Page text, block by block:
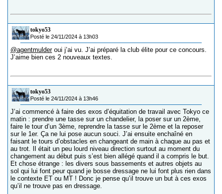
tokyo53
Posté le 24/11/2024 à 13h03
@agentmulder oui j’ai vu. J’ai préparé la club élite pour ce concours.
J’aime bien ces 2 nouveaux textes.
tokyo53
Posté le 24/11/2024 à 13h46
J’ai commencé à faire des exos d’équitation de travail avec Tokyo ce
matin : prendre une tasse sur un chandelier, la poser sur un 2ème,
faire le tour d’un 3ème, reprendre la tasse sur le 2ème et la reposer
sur le 1er. Ça ne lui pose aucun souci. J’ai ensuite enchaîné en
faisant le tours d’obstacles en changeant de main à chaque au pas et
au trot. Il était un peu lourd niveau direction surtout au moment du
changement au début puis s’est bien allégé quand il a compris le but.
Et chose étrange : les divers sous bassements et autres objets au
sol qui lui font peur quand je bosse dressage ne lui font plus rien dans
le contexte ET ou MT ! Donc je pense qu’il trouve un but à ces exos
qu’il ne trouve pas en dressage.